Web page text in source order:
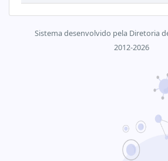
Sistema desenvolvido pela Diretoria
2012-2026